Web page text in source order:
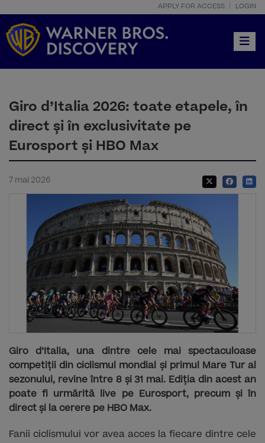
APPLY FOR ACCESS LOGIN
Giro d’Italia 2026: toate etapele, în
direct și în exclusivitate pe
Eurosport și HBO Max
7 mai 2026
Giro d’Italia, una dintre cele mai spectaculoase
competiții din ciclismul mondial și primul Mare Tur al
sezonului, revine între 8 și 31 mai. Ediția din acest an
poate fi urmărită live pe Eurosport, precum și în
direct și la cerere pe HBO Max.
Fanii ciclismului vor avea acces la fiecare dintre cele